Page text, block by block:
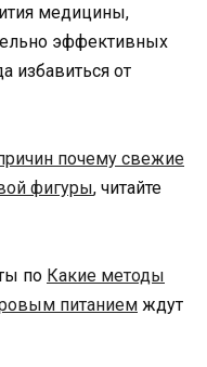
медицины,
эффективных
избавиться от
почему свежие
фигуры, читайте
по Какие методы
питанием ждут